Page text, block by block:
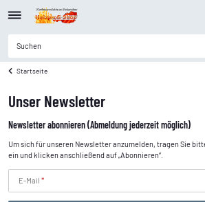
Startseite
Unser Newsletter
Newsletter abonnieren (Abmeldung jederzeit möglich)
Um sich für unseren Newsletter anzumelden, tragen Sie
ein und klicken anschließend auf „Abonnieren“.
E-Mail